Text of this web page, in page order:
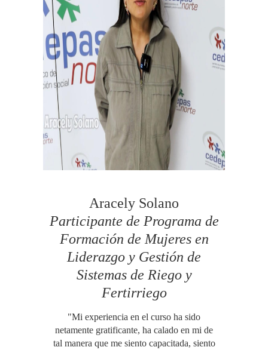
Aracely Solano
Participante de Programa de
Formación de Mujeres en
Liderazgo y Gestión de
Sistemas de Riego y
Fertirriego
"Mi experiencia en el curso ha sido
netamente gratificante, ha calado en mi de
tal manera que me siento capacitada, siento